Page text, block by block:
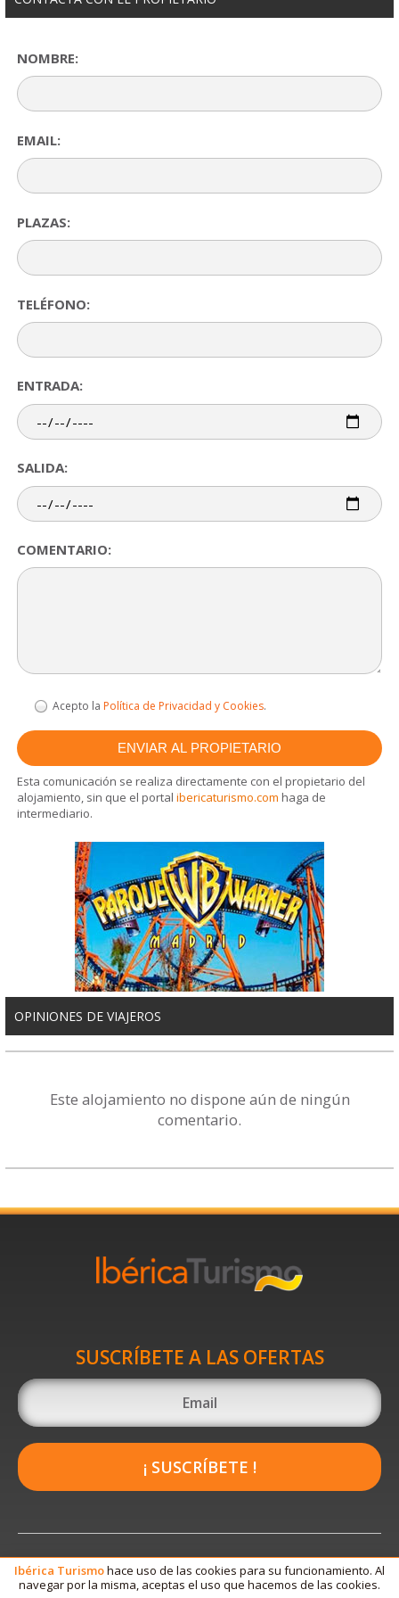
NOMBRE:
EMAIL:
PLAZAS:
TELÉFONO:
ENTRADA:
SALIDA:
COMENTARIO:
Acepto la Política de Privacidad y Cookies.
Esta comunicación se realiza directamente con el propietario del
alojamiento, sin que el portalibericaturismo.com haga de
intermediario.
OPINIONES DE VIAJEROS
Este alojamiento no dispone aún de ningún
comentario.
SUSCRÍBETE A LAS OFERTAS
¡ SUSCRÍBETE !
Ibérica Turismohace uso de las cookies para su funcionamiento. Al
navegar por la misma, aceptas el uso que hacemos de las cookies.